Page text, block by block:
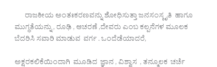
ರಾಜಕೀಯ ಅಂತಃಕರಣವನ್ನು ಶೋಧಿಸುತ್ತಾ ಜನಸಂಸ್ಕೃತಿ ಹಾಗೂ
ಮುಗ್ಧತೆಯನ್ನು , ರೂಢಿ , ಆಚರಣೆ ,ದೇವರು ಎಂಬ ಕಲ್ಪನೆಗಳ ಮೂಲಕ
ಬೆದರಿಸಿ ಸವಾರಿ ಮಾಡುವ ವರ್ಗ . ಒಂದೆಡೆಯಾದರೆ,
ಅಕ್ಷರಕಲಿಕೆಯಿಂದಾಗಿ ಮೂಡಿದ ಜ್ಞಾನ , ವಿಶ್ವಾಸ , ತನ್ಮೂಲಕ ಚರ್ಚೆ